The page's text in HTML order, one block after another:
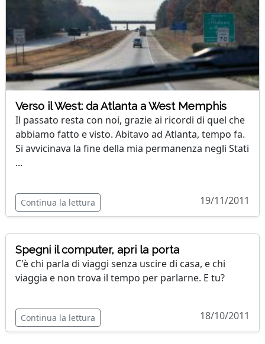
Verso il West: da Atlanta a West Memphis
Il passato resta con noi, grazie ai ricordi di quel che
abbiamo fatto e visto. Abitavo ad Atlanta, tempo fa.
Si avvicinava la fine della mia permanenza negli Stati
...
Continua la lettura 19/11/2011
Spegni il computer, apri la porta
C'è chi parla di viaggi senza uscire di casa, e chi
viaggia e non trova il tempo per parlarne. E tu?
Continua la lettura 18/10/2011